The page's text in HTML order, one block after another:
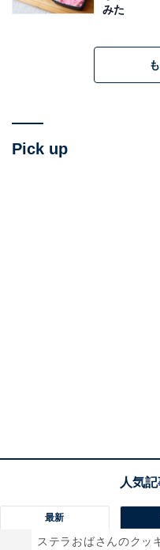
今回作る「ハムラーメン
みた
Pick up
最新
ステラおばさんのクッ